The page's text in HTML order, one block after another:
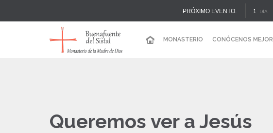
PRÓXIMO EVENTO: 1 DÍA
MONASTERIO CONÓCENOS MEJOR
Queremos ver a Jesús